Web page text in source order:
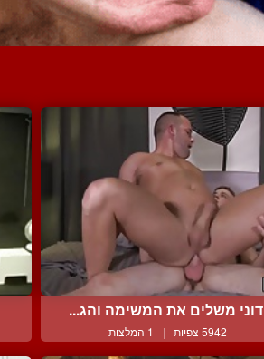
דוני משלים את המשימה והג...
5942 צפיות | 1 המלצות